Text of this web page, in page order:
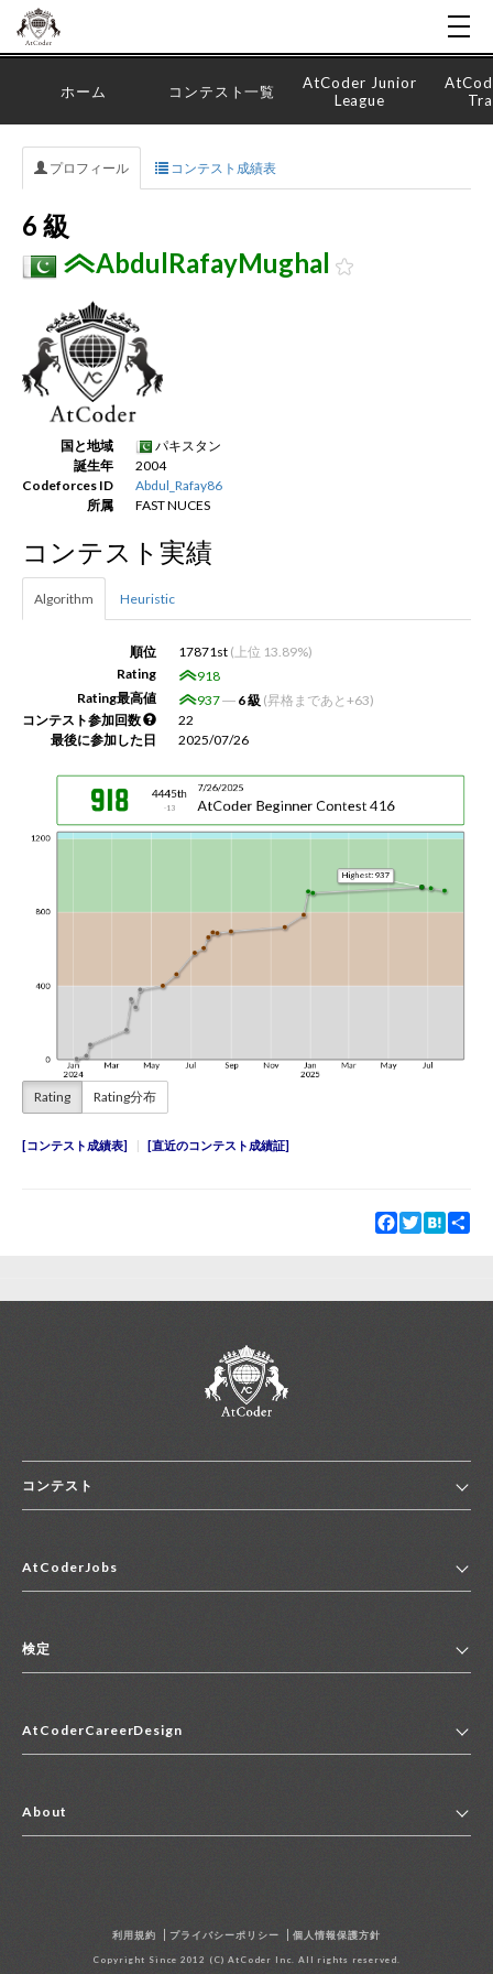
新規登録
ホーム コンテスト一覧
AtCoder Junior
League
プロフィール コンテスト成績表
6 級
AbdulRafayMughal
国と地域
パキスタン
誕生年
2004
Codeforces ID
Abdul_Rafay86
所属
FAST NUCES
コンテスト実績
Algorithm Heuristic
順位 17871st (上位 13.89%)
Rating
918
Rating最高値
937― 6 級 (昇格まであと+63)
コンテスト参加回数
22
最後に参加した日
2025/07/26
Rating Rating分布
コンテスト成績表 直近のコンテスト成績証
Facebook
TwitterHatena
コンテスト
コンテスト一覧
便利リンク集
AtCoderJobs
2027年新卒採用求人一覧
中途採用求人一覧
その他求人一覧
検定
マイページ
AtCoderCareerDesign
About
Copyright Since 2012 (C) AtCoder Inc. All rights reserved.
利用規約 プライバシーポリシー 個人情報保護方針